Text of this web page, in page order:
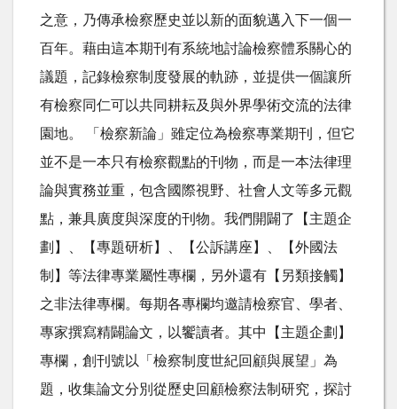
之意，乃傳承檢察歷史並以新的面貌邁入下一個一
百年。藉由這本期刊有系統地討論檢察體系關心的
議題，記錄檢察制度發展的軌跡，並提供一個讓所
有檢察同仁可以共同耕耘及與外界學術交流的法律
園地。 「檢察新論」雖定位為檢察專業期刊，但它
並不是一本只有檢察觀點的刊物，而是一本法律理
論與實務並重，包含國際視野、社會人文等多元觀
點，兼具廣度與深度的刊物。我們開闢了【主題企
劃】、【專題研析】、【公訴講座】、【外國法
制】等法律專業屬性專欄，另外還有【另類接觸】
之非法律專欄。每期各專欄均邀請檢察官、學者、
專家撰寫精闢論文，以饗讀者。其中【主題企劃】
專欄，創刊號以「檢察制度世紀回顧與展望」為
題，收集論文分別從歷史回顧檢察法制研究，探討